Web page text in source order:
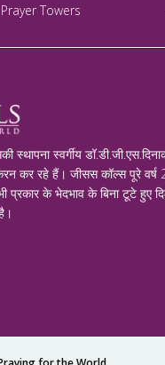
Prayer Towers
स्वर्गीय
कर रहे हैं। जीसस कॉल्स पूरे वर्ष
प्रकार के भेदभाव के बिना टूटे हुए